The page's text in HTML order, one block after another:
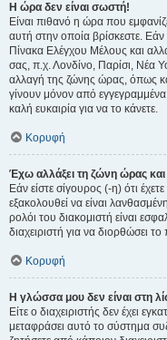
Η ώρα δεν είναι σωστή!
Είναι πιθανό η ώρα που
αυτή στην οποία βρίσκεστε. Εάν
Πίνακα Ελέγχου Μέλους και
σας, π.χ. Λονδίνο, Παρίσι, Νέα
αλλαγή της ζώνης ώρας, όπως
γίνουν μόνον από εγγεγραμμένα
καλή ευκαιρία για να το κάνετε.
Κορυφή
Έχω αλλάξει τη ζώνη ώρας και
Εάν είστε σίγουρος (-η) ότι
εξακολουθεί να είναι
ρολόι του διακομιστή είναι
διαχειριστή για να διορθώσει
Κορυφή
Η γλώσσα μου δεν είναι στη
Είτε ο διαχειριστής δεν έχει
μεταφράσει αυτό το σύστημα